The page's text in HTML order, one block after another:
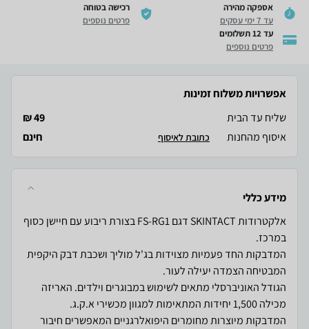
אספקה מהירה
עד 7 ימי עסקים
רכישה בטוחה
פרטים נוספים
עד 12 תשלומים
פרטים נוספים
אפשרויות משלוח זמינות
שליח עד הבית
49 ₪
איסוף מהחנות
חינם כתובת לאיסוף
מידע כללי
אלקטרודות SKINTACT דגם FS-RG1 בצורת ריבוע עם חיישן כסוף
המדבקות החד פעמיות מצוידות בג'ל מוליך ושכבת דבק היקפית
הגודל האוניברסלי מתאים לשימוש במבוגרים וילדים. האריזה
המדבקות מיוצרות מחומרים היפואלרגניים המאפשרים חיבור